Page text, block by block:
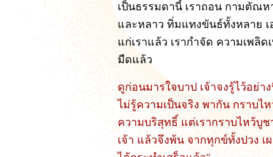
เป็นธรรมดานี้ เราถอน กามตัณ
และหลาว ทิ่มแทงขันธ์ทั้งหลาย
แก่เราแล้ว เรากำจัด ความเพลิ
มืดแล้ว
ดูก่อนมารใจบาป เจ้าจงรู้ไว้อย่า
ไม่รู้ความเป็นจริง พากัน กราบไ
ความบริสุทธิ์ แต่เรากราบไหว้บู
เจ้า แล้วจึงพ้น จากทุกข์ทั้งปวง